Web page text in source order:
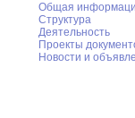
Общая
Структура
Деятельность
Проекты
Новости и